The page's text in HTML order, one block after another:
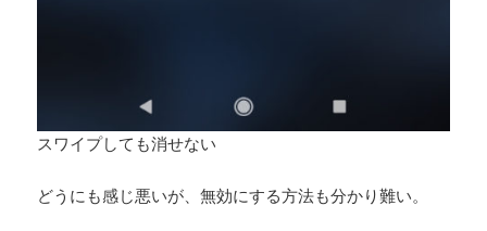
スワイプしても消せない
どうにも感じ悪いが、無効にする方法も分かり難い。